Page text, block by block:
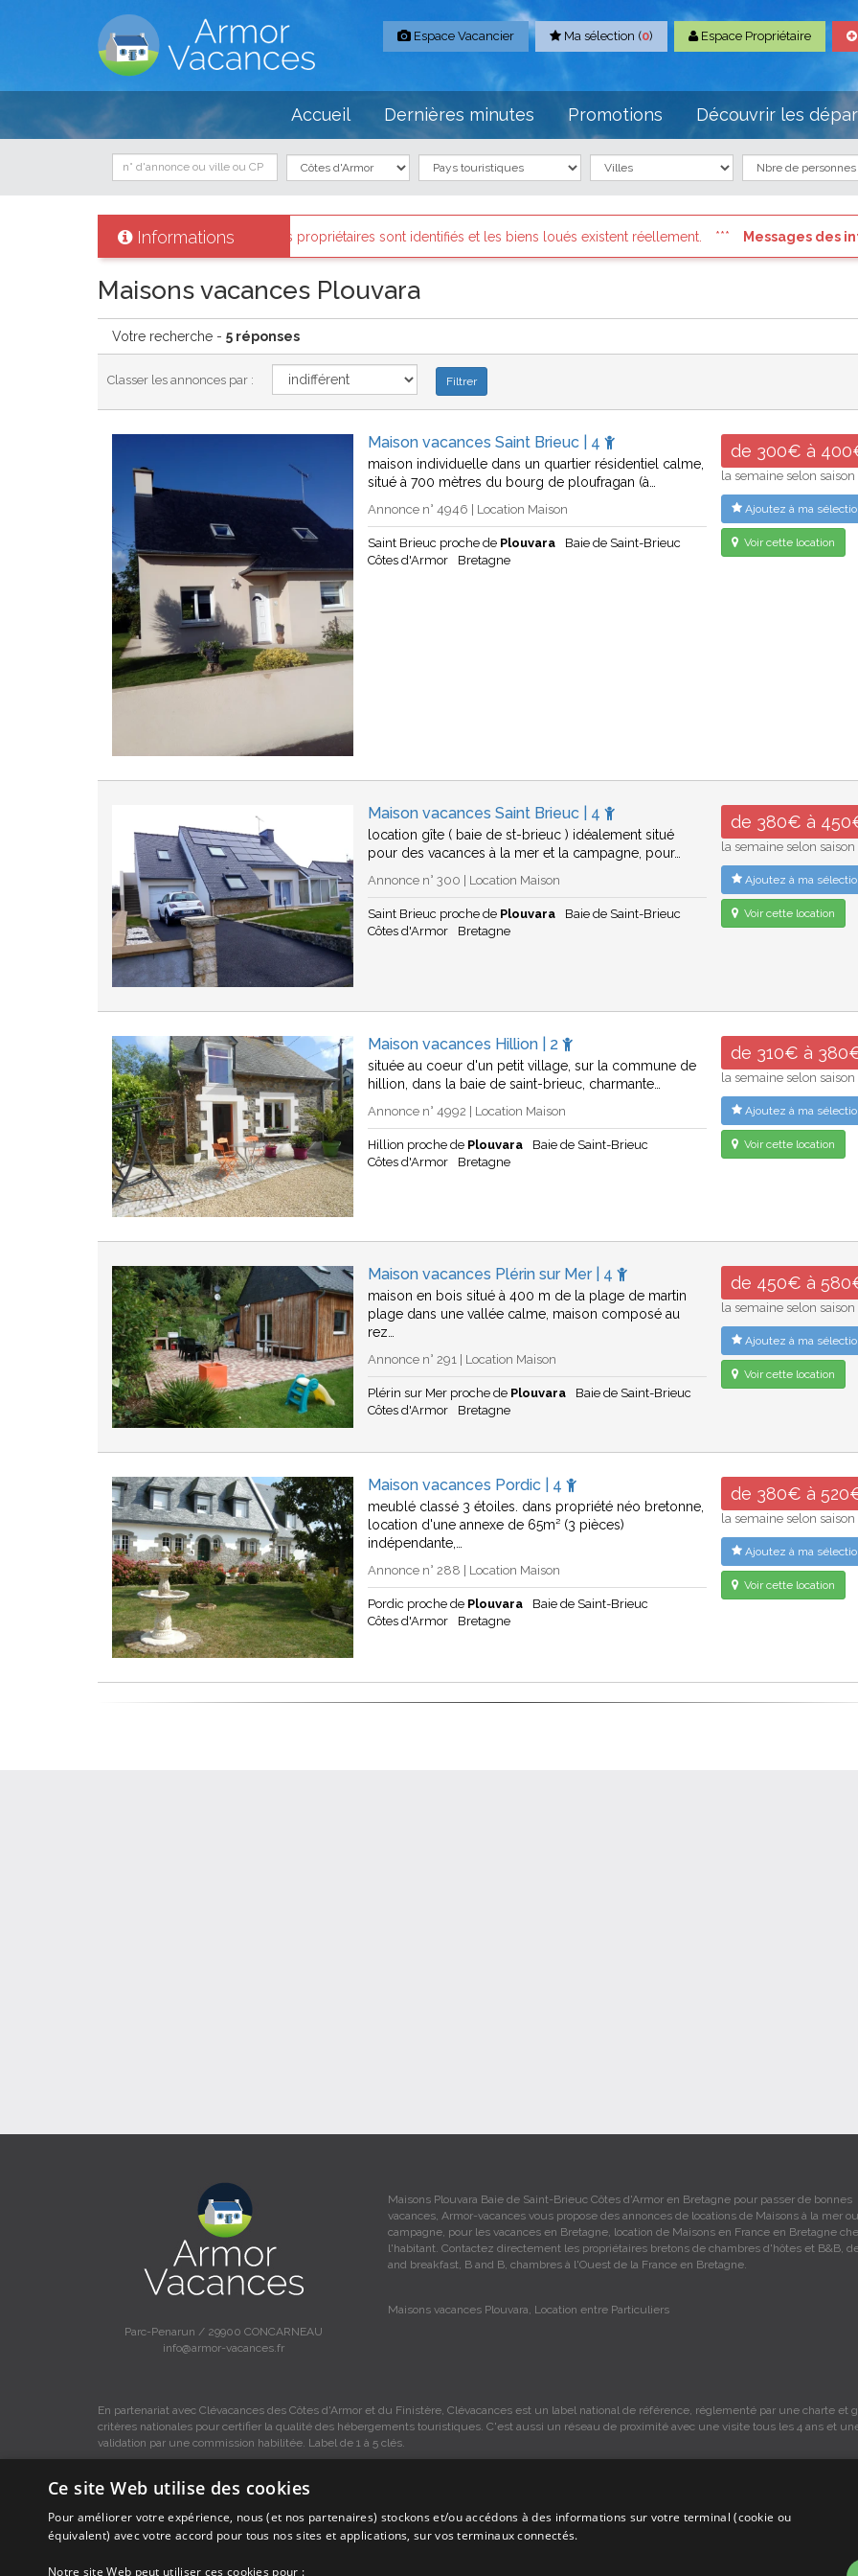
Espace Vacancier Ma sélection (0) Espace Propriétaire
Accueil Dernières minutes Promotions Découvrir les
Informations
: Tous les propriétaires sont identifiés et les biens loués existent réellement. Messages des internautes pressés:
Maisons vacances Plouvara
Votre recherche - 5 réponses
Classer les annonces par :
Maison vacances Saint Brieuc | 4
maison individuelle dans un quartier résidentiel calme,
situé à 700 mètres du bourg de ploufragan (à…
Annonce n° 4946 | Location Maison
Saint Brieuc proche de Plouvara
Baie de Saint-Brieuc
Côtes d'Armor
Bretagne
de 300€ à
la semaine selon saison
Ajoutez à ma
Voir cette location
Maison vacances Saint Brieuc | 4
location gîte ( baie de st-brieuc ) idéalement situé
pour des vacances à la mer et la campagne, pour…
Annonce n° 300 | Location Maison
Saint Brieuc proche de Plouvara
Baie de Saint-Brieuc
Côtes d'Armor
Bretagne
de 380€ à
la semaine selon saison
Ajoutez à ma
Voir cette location
Maison vacances Hillion | 2
située au coeur d'un petit village, sur la commune de
hillion, dans la baie de saint-brieuc, charmante…
Annonce n° 4992 | Location Maison
Hillion proche de Plouvara
Baie de Saint-Brieuc
Côtes d'Armor
Bretagne
de 310€ à
la semaine selon saison
Ajoutez à ma
Voir cette location
Maison vacances Plérin sur Mer | 4
maison en bois situé à 400 m de la plage de martin
plage dans une vallée calme, maison composé au
rez…
Annonce n° 291 | Location Maison
Plérin sur Mer proche de Plouvara
Baie de Saint-Brieuc
Côtes d'Armor
Bretagne
de 450€ à
la semaine selon saison
Ajoutez à ma
Voir cette location
Maison vacances Pordic | 4
meublé classé 3 étoiles. dans propriété néo bretonne,
location d'une annexe de 65m² (3 pièces)
indépendante,…
Annonce n° 288 | Location Maison
Pordic proche de Plouvara
Baie de Saint-Brieuc
Côtes d'Armor
Bretagne
de 380€ à
la semaine selon saison
Ajoutez à ma
Voir cette location
Parc-Penarun / 29900 CONCARNEAU
info@armor-vacances.fr
Maisons Plouvara Baie de Saint-Brieuc Côtes d'Armor en Bretagne pour passer de bonnes
vacances, Armor-vacances vous propose des annonces de locations de Maisons à la mer
campagne, pour les vacances en Bretagne, location de Maisons en France en Bretagne
l'habitant. Contactez directement les propriétaires bretons de chambres d'hôtes et B&B,
and breakfast, B and B, chambres à l'Ouest de la France en Bretagne.
Maisons vacances Plouvara, Location entre Particuliers
En partenariat avec Clévacances des Côtes d'Armor et du Finistère, Clévacances est un label national de référence, réglementé par une charte et
critères nationales pour certifier la qualité des hébergements touristiques. C'est aussi un réseau de proximité avec une visite tous les 4 ans et
validation par une commission habilitée. Label de 1 à 5 clés.
Les descriptions et photos contenues dans le site Armor-vacances sont sous la responsabilité des propriétaires, ces informations sont indicatives
Armor-vacances.
Ce site Web utilise des cookies
Pour améliorer votre expérience, nous (et nos partenaires) stockons et/ou accédons à des informations sur votre terminal (cookie ou
équivalent) avec votre accord pour tous nos sites et applications, sur vos terminaux connectés.
Notre site Web peut utiliser ces cookies pour :